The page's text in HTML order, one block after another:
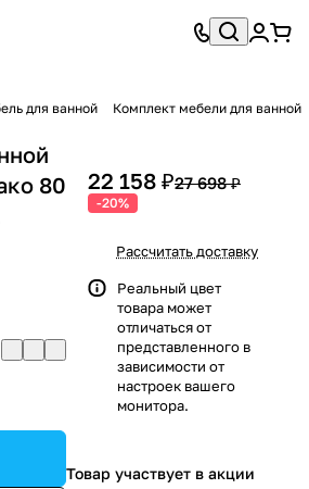
для ванной Комплект мебели для ванной
80
22 158 ₽27 698 ₽
-20%
Рассчитать доставку
Реальный цвет
товара может
отличаться от
представленного в
зависимости от
настроек вашего
монитора.
Товар участвует в акции